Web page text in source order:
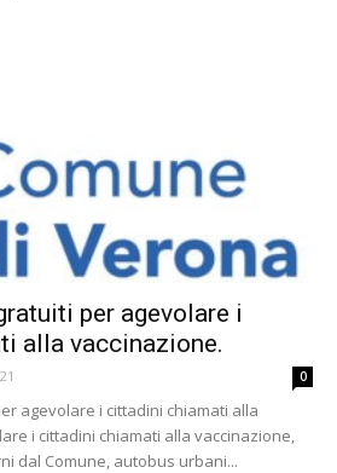
per agevolare i
alla vaccinazione.
0
agevolare i cittadini chiamati alla
i cittadini chiamati alla vaccinazione,
dal Comune, autobus urbani...